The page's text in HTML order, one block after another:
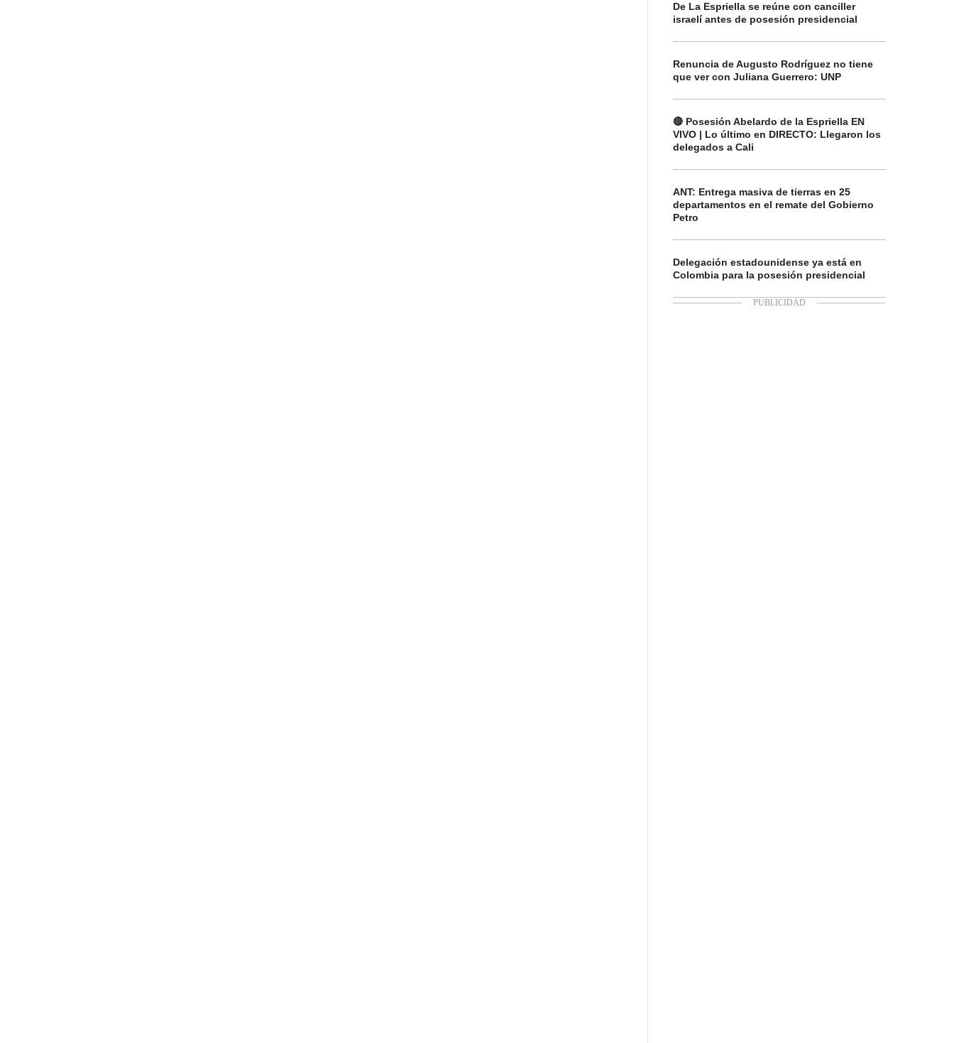
De La Espriella se reúne con canciller
israelí antes de posesión presidencial
Renuncia de Augusto Rodríguez no tiene
que ver con Juliana Guerrero: UNP
🔴 Posesión Abelardo de la Espriella EN
VIVO | Lo último en DIRECTO: Llegaron los
delegados a Cali
ANT: Entrega masiva de tierras en 25
departamentos en el remate del Gobierno
Petro
Delegación estadounidense ya está en
Colombia para la posesión presidencial